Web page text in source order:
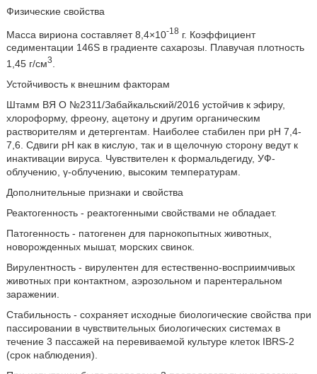
Физические свойства
Масса вириона составляет 8,4×10-18г. Коэффициент
седиментации 146S в градиенте сахарозы. Плавучая плотность
1,45 г/см3
Устойчивость к внешним факторам
Штамм ВЯ О №2311/Забайкальский/2016 устойчив к эфиру,
хлороформу, фреону, ацетону и другим органическим
растворителям и детергентам. Наиболее стабилен при рН 7,4-
7,6. Сдвиги рН как в кислую, так и в щелочную сторону ведут к
инактивации вируса. Чувствителен к формальдегиду, УФ-
облучению, γ-облучению, высоким температурам.
Дополнительные признаки и свойства
Реактогенность - реактогенными свойствами не обладает.
Патогенность - патогенен для парнокопытных животных,
новорожденных мышат, морских свинок.
Вирулентность - вирулентен для естественно-восприимчивых
животных при контактном, аэрозольном и парентеральном
заражении.
Стабильность - сохраняет исходные биологические свойства при
пассировании в чувствительных биологических системах в
течение 3 пассажей на перевиваемой культуре клеток IBRS-2
(срок наблюдения).